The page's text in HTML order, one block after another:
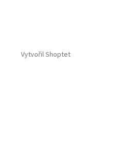
Vytvořil Shoptet